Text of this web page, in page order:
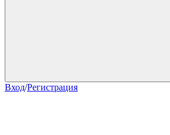
Вход/Регистрация